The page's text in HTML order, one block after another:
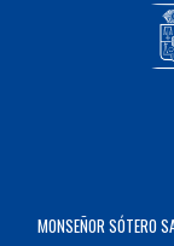
MONSEÑOR SÓTERO